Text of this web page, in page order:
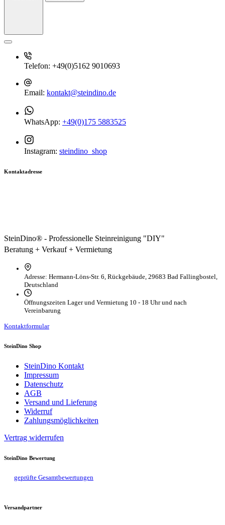
Telefon: +49(0)5162 9010693
Email: kontakt@steindino.de
WhatsApp: +49(0)175 5883525
Instagram: steindino_shop
Kontaktadresse
SteinDino® - Professionelle Steinreinigung "DIY"
Beratung + Verkauf + Vermietung
Adresse: Hermann-Löns-Str. 6, Rückgebäude, 29683 Bad Fallingbostel,
Deutschland
Öffnungszeiten Lager und Vermietung 10 - 18 Uhr und nach
Vereinbarung
Kontaktformular
SteinDino Shop
SteinDino Kontakt
Impressum
Datenschutz
AGB
Versand und Lieferung
Widerruf
Zahlungsmöglichkeiten
Vertrag widerrufen
SteinDino Bewertung
geprüfte Gesamtbewertungen
Versandpartner